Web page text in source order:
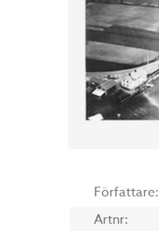
Författare:
Artnr: